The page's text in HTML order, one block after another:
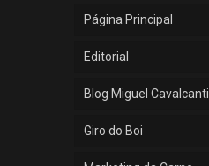
Página Principal
Editorial
Blog Miguel Cavalcanti
Giro do Boi